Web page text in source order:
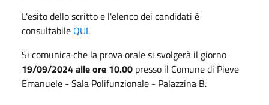
L'esito dello scritto e l'elenco dei candidati è
consultabile QUI.
Si comunica che la prova orale si svolgerà il giorno
19/09/2024 alle ore 10.00 presso il Comune di Pieve
Emanuele - Sala Polifunzionale - Palazzina B.